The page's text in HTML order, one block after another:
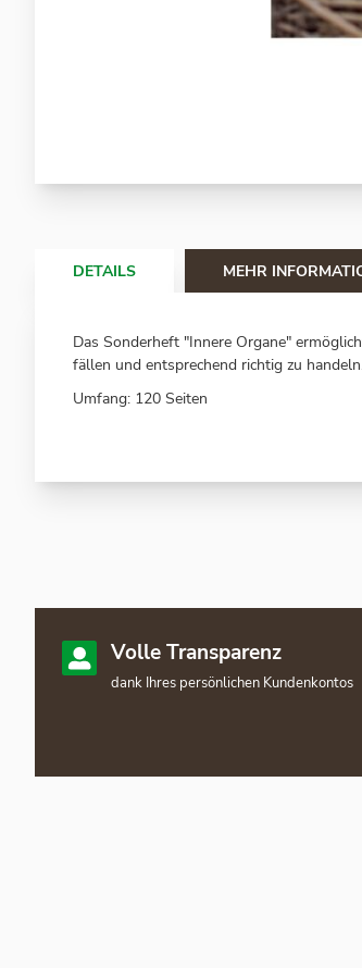
der
DETAILS
Das Sonderheft "Innere Organe"
fällen und entsprechend richtig zu
Umfang: 120 Seiten
MEHR
Volle Transparenz
dank Ihres persönlichen Kundenkontos